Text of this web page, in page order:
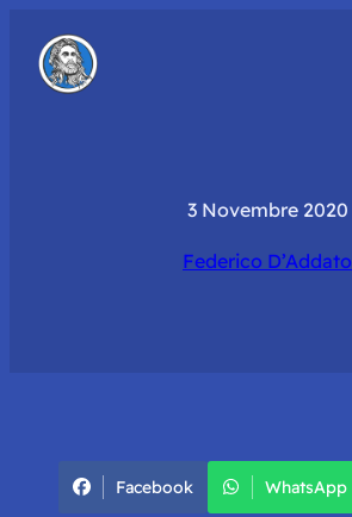
3 Novembre 2020
Federico D’Addato
Facebook WhatsApp